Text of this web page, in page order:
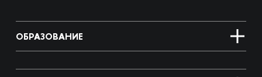
ОБРАЗОВАНИЕ